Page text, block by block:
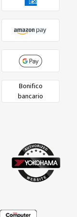
Bonifico
bancario